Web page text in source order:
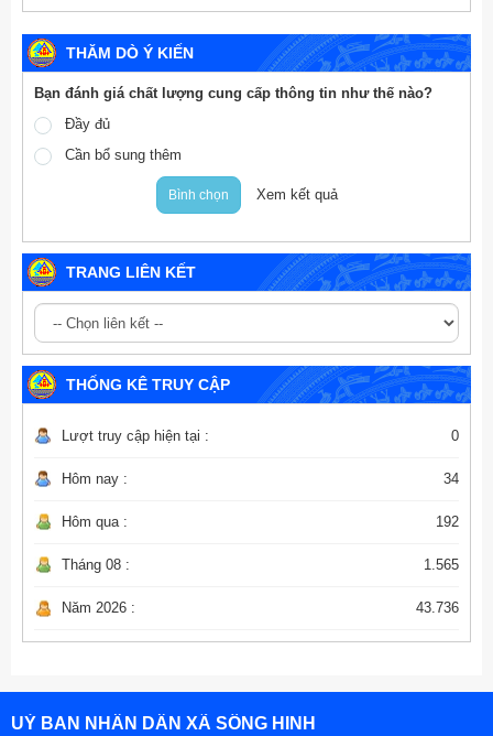
THĂM DÒ Ý KIẾN
Bạn đánh giá chất lượng cung cấp thông tin như thế nào?
Đầy đủ
Cần bổ sung thêm
Bình chọn Xem kết quả
TRANG LIÊN KẾT
THỐNG KÊ TRUY CẬP
Lượt truy cập hiện tại : 0
Hôm nay : 34
Hôm qua : 192
Tháng 08 : 1.565
Năm 2026 : 43.736
UỶ BAN NHÂN DÂN XÃ SÔNG HINH